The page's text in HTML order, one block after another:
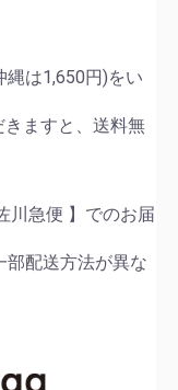
は1,650円)をい
ますと、送料無
川急便 】でのお届
部配送方法が異な